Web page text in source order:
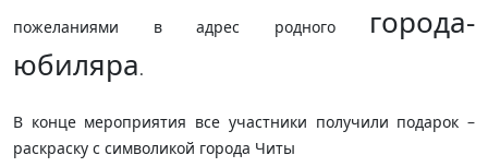
пожеланиями в адрес родного
города-
юбиляра.
В конце мероприятия все участники получили подарок –
раскраску с символикой города Читы